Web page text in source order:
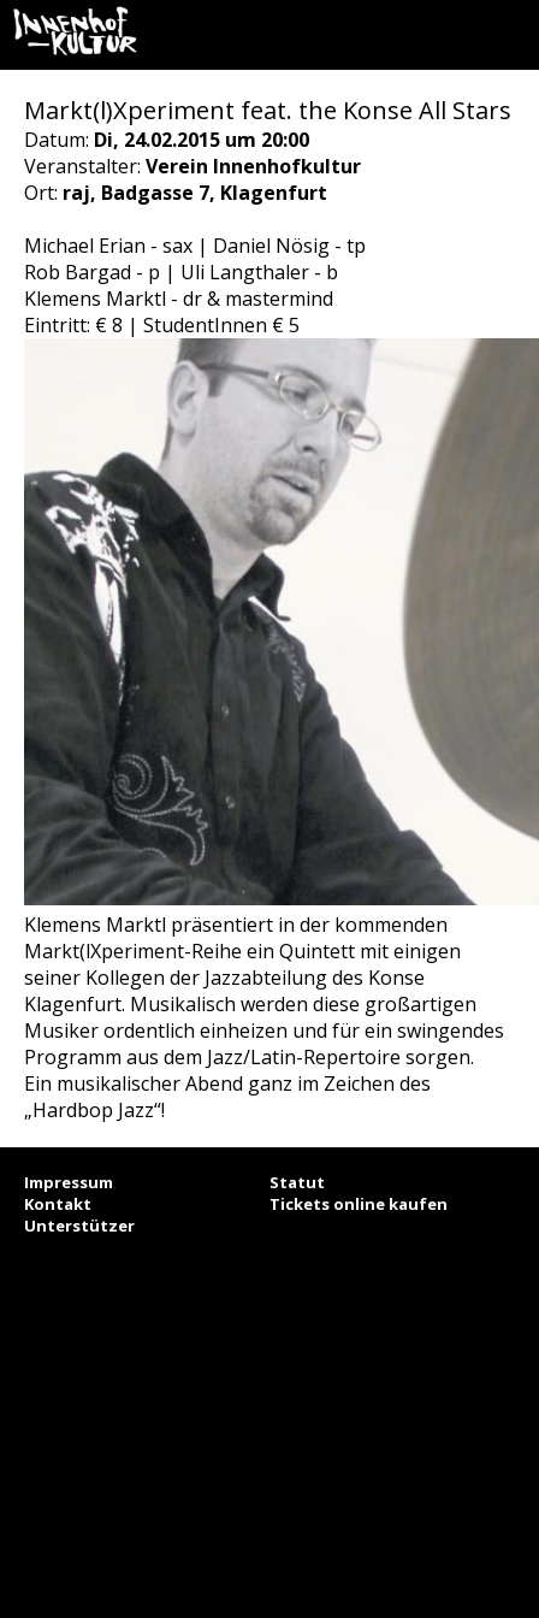
Markt(l)Xperiment feat. the Konse All Stars
Datum: Di, 24.02.2015 um 20:00
Veranstalter: Verein Innenhofkultur
Ort: raj, Badgasse 7, Klagenfurt
Michael Erian - sax | Daniel Nösig - tp
Rob Bargad - p | Uli Langthaler - b
Klemens Marktl - dr & mastermind
Eintritt: € 8 | StudentInnen € 5
Klemens Marktl präsentiert in der kommenden
Markt(lXperiment-Reihe ein Quintett mit einigen
seiner Kollegen der Jazzabteilung des Konse
Klagenfurt. Musikalisch werden diese großartigen
Musiker ordentlich einheizen und für ein swingendes
Programm aus dem Jazz/Latin-Repertoire sorgen.
Ein musikalischer Abend ganz im Zeichen des
„Hardbop Jazz“!
Impressum
Statut
Kontakt
Tickets online kaufen
Unterstützer